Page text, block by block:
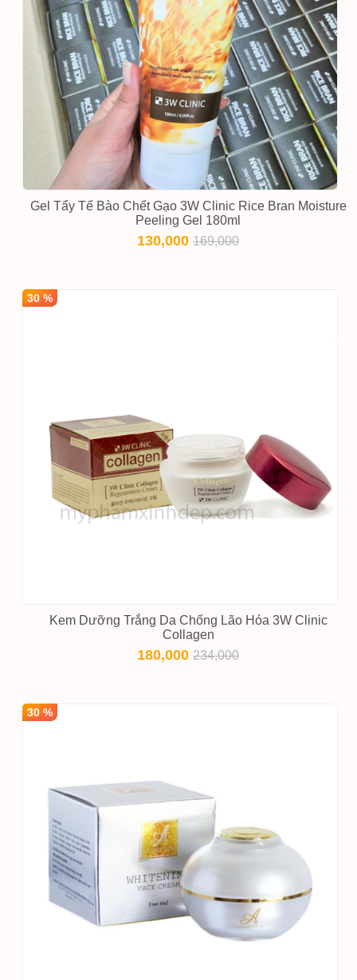
Gel Tẩy Tế Bào Chết Gạo 3W Clinic Rice Bran Moisture
Peeling Gel 180ml
130,000169,000
30 %
Kem Dưỡng Trắng Da Chống Lão Hóa 3W Clinic
Collagen
180,000234,000
30 %